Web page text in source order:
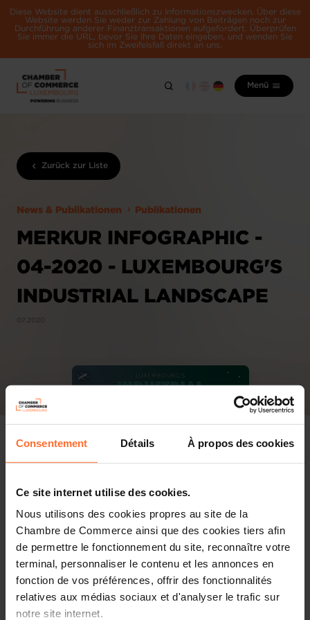
Consentement Détails À propos des cookies
Ce site internet utilise des cookies.
Nous utilisons des cookies propres au site de la
Chambre de Commerce ainsi que des cookies tiers afin
de permettre le fonctionnement du site, reconnaître votre
terminal, personnaliser le contenu et les annonces en
fonction de vos préférences, offrir des fonctionnalités
relatives aux médias sociaux et d'analyser le trafic sur
notre site internet.
Diese Website dient ausschließlich zu Informationszwecken. Über diese
Website werden Sie weder zur Zahlung von Beiträgen noch zur
Durchführung anderer Finanztransaktionen aufgefordert. Überprüfen
Sie immer die URL, bevor Sie Ihre Daten eingeben, und wenden Sie
sich im Zweifelsfall direkt an uns.
Menü
Zurück zur Liste
News & Publikationen Publikationen
MERKUR INFOGRAPHIC -
04-2020 - LUXEMBOURG'S
INDUSTRIAL LANDSCAPE